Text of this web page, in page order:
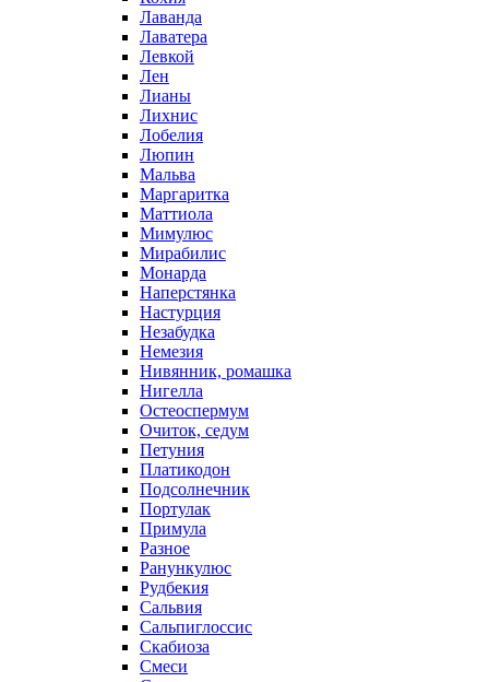
Лаванда
Лаватера
Левкой
Лен
Лианы
Лихнис
Лобелия
Люпин
Мальва
Маргаритка
Маттиола
Мимулюс
Мирабилис
Монарда
Наперстянка
Настурция
Незабудка
Немезия
Нивянник, ромашка
Нигелла
Остеоспермум
Очиток, седум
Петуния
Платикодон
Подсолнечник
Портулак
Примула
Разное
Ранункулюс
Рудбекия
Сальвия
Сальпиглоссис
Скабиоза
Смеси